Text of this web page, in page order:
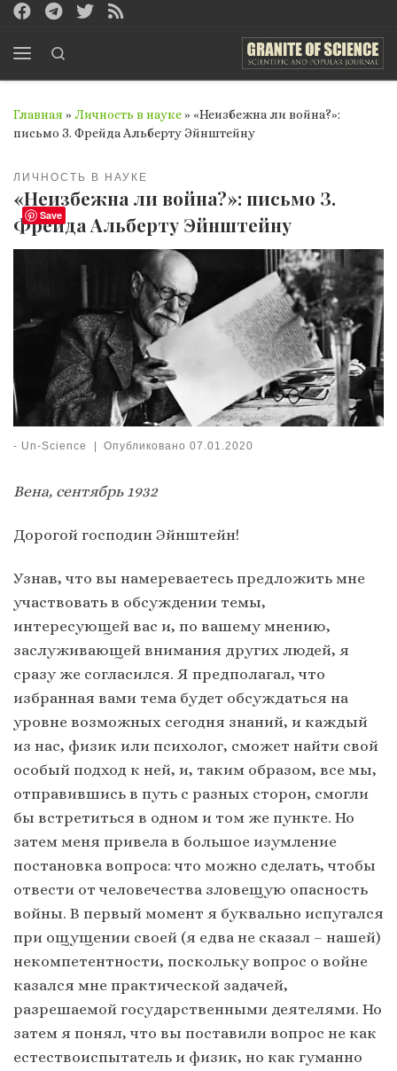
Перейти к содержимому
Главная » Личность в науке» «Неизбежна ли война?»:
письмо З. Фрейда Альберту Эйнштейну
ЛИЧНОСТЬ В НАУКЕ
«Неизбежна ли война?»: письмо З.
Фрейда Альберту Эйнштейну
- Un-Science | Опубликовано07.01.2020
Вена, сентябрь 1932
Дорогой господин Эйнштейн!
Узнав, что вы намереваетесь предложить мне
участвовать в обсуждении темы,
интересующей вас и, по вашему мнению,
заслуживающей внимания других людей, я
сразу же согласился. Я предполагал, что
избранная вами тема будет обсуждаться на
уровне возможных сегодня знаний, и каждый
из нас, физик или психолог, сможет найти свой
особый подход к ней, и, таким образом, все мы,
отправившись в путь с разных сторон, смогли
бы встретиться в одном и том же пункте. Но
затем меня привела в большое изумление
постановка вопроса: что можно сделать, чтобы
отвести от человечества зловещую опасность
войны. В первый момент я буквально испугался
при ощущении своей (я едва не сказал – нашей)
некомпетентности, поскольку вопрос о войне
казался мне практической задачей,
разрешаемой государственными деятелями. Но
затем я понял, что вы поставили вопрос не как
естествоиспытатель и физик, но как гуманно
Save